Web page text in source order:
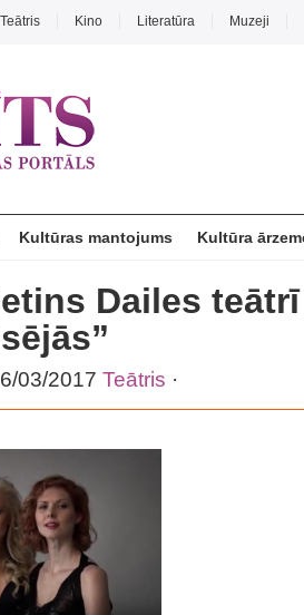
Teātris Kino Literatūra Muzeji
Kultūras mantojums Kultūra
Dailes
03/2017 Teātris ·